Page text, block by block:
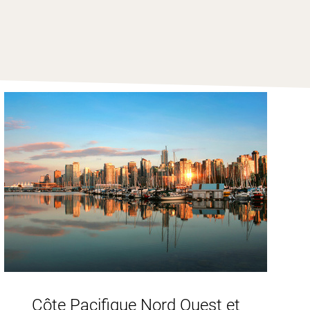
Côte Pacifique Nord Ouest et